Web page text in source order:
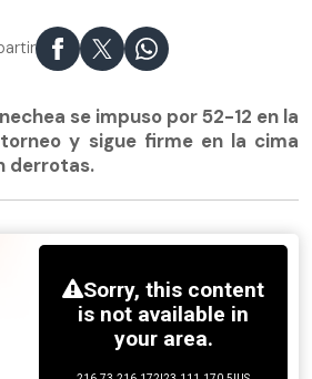
se impuso por 52-12 en la
y sigue firme en la cima
derrotas.